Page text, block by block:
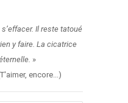
s’effacer. Il reste tatoué
y faire. La cicatrice
»
encore...)